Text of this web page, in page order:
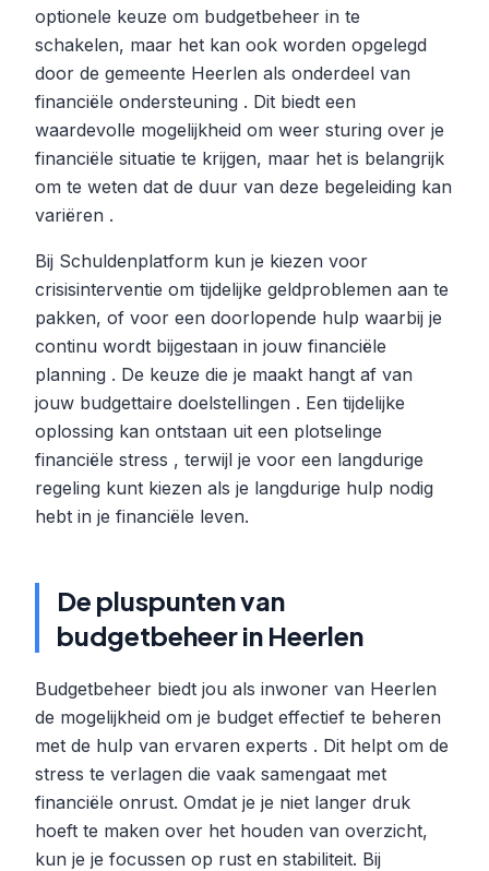
optionele keuze om budgetbeheer in te
schakelen, maar het kan ook worden opgelegd
door de gemeente Heerlen als onderdeel van
financiële ondersteuning . Dit biedt een
waardevolle mogelijkheid om weer sturing over je
financiële situatie te krijgen, maar het is belangrijk
om te weten dat de duur van deze begeleiding kan
variëren .
Bij Schuldenplatform kun je kiezen voor
crisisinterventie om tijdelijke geldproblemen aan te
pakken, of voor een doorlopende hulp waarbij je
continu wordt bijgestaan in jouw financiële
planning . De keuze die je maakt hangt af van
jouw budgettaire doelstellingen . Een tijdelijke
oplossing kan ontstaan uit een plotselinge
financiële stress , terwijl je voor een langdurige
regeling kunt kiezen als je langdurige hulp nodig
hebt in je financiële leven.
De pluspunten van
budgetbeheer in Heerlen
Budgetbeheer biedt jou als inwoner van Heerlen
de mogelijkheid om je budget effectief te beheren
met de hulp van ervaren experts . Dit helpt om de
stress te verlagen die vaak samengaat met
financiële onrust. Omdat je je niet langer druk
hoeft te maken over het houden van overzicht,
kun je je focussen op rust en stabiliteit. Bij